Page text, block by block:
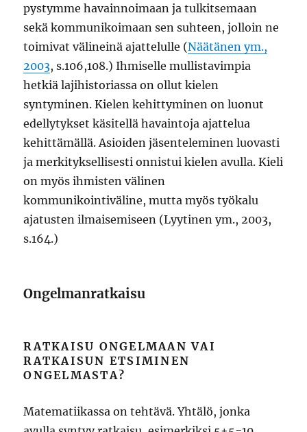
pystymme havainnoimaan ja tulkitsemaan
sekä kommunikoimaan sen suhteen, jolloin ne
toimivat välineinä ajattelulle (Näätänen ym.,
2003, s.106,108.) Ihmiselle mullistavimpia
hetkiä lajihistoriassa on ollut kielen
syntyminen. Kielen kehittyminen on luonut
edellytykset käsitellä havaintoja ajattelua
kehittämällä. Asioiden jäsenteleminen luovasti
ja merkityksellisesti onnistui kielen avulla. Kieli
on myös ihmisten välinen
kommunikointiväline, mutta myös työkalu
ajatusten ilmaisemiseen (Lyytinen ym., 2003,
s.164.)
Ongelmanratkaisu
RATKAISU ONGELMAAN VAI
RATKAISUN ETSIMINEN
ONGELMASTA?
Matematiikassa on tehtävä. Yhtälö, jonka